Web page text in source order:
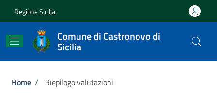
Regione Sicilia
Comune di Castronovo di
Sicilia
Briciole di pane
Home / Riepilogo valutazioni